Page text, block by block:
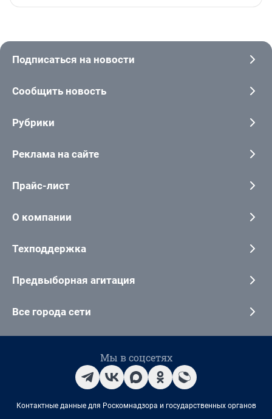
Подписаться на новости
Сообщить новость
Рубрики
Реклама на сайте
Прайс-лист
О компании
Техподдержка
Предвыборная агитация
Все города сети
Мы в соцсетях
Контактные данные для Роскомнадзора и государственных органов